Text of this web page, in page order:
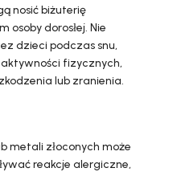
nosić biżuterię
osoby dorosłej. Nie
dzieci podczas snu,
fizycznych,
lub zranienia.
metali złoconych może
reakcje alergiczne,